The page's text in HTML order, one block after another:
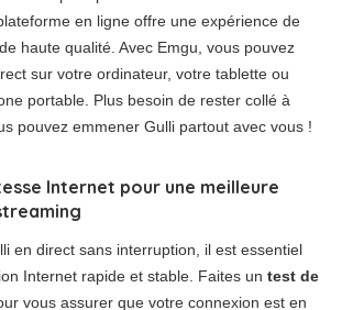
en ligne offre une expérience de
haute qualité. Avec Emgu, vous pouvez
sur votre ordinateur, votre tablette ou
portable. Plus besoin de rester collé à
pouvez emmener Gulli partout avec vous !
Internet pour une meilleure
en direct sans interruption, il est essentiel
Internet rapide et stable. Faites un test de
vous assurer que votre connexion est en